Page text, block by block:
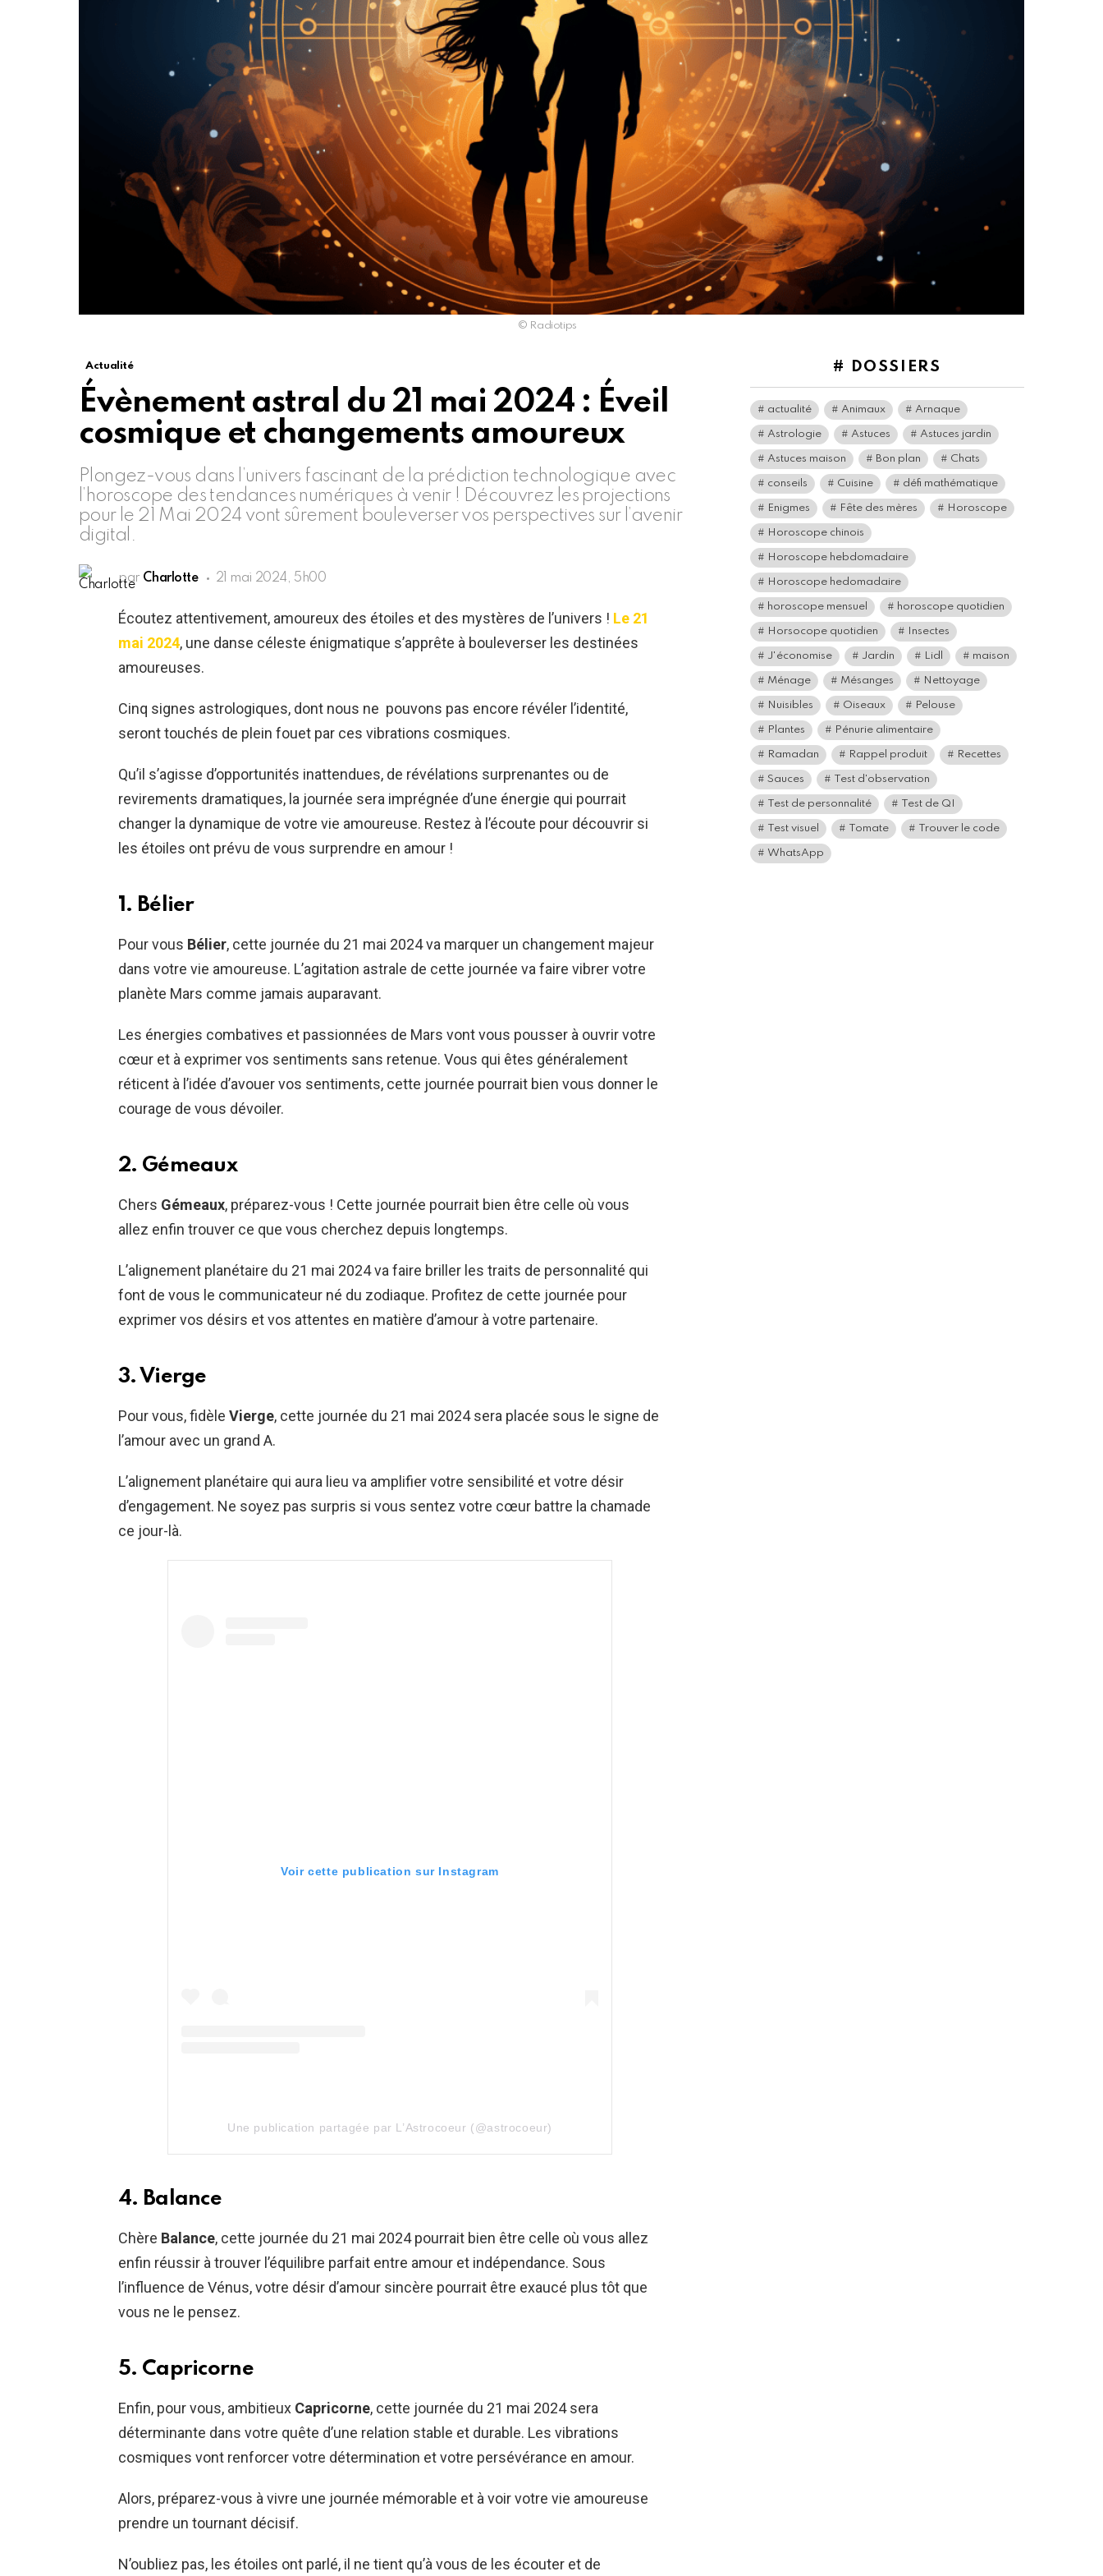
© Radiotips
Actualité
Évènement astral du 21 mai 2024 : Éveil
cosmique et changements amoureux
Plongez-vous dans l’univers fascinant de la prédiction technologique avec
l’horoscope des tendances numériques à venir ! Découvrez les projections
pour le 21 Mai 2024 vont sûrement bouleverser vos perspectives sur l’avenir
digital.
par Charlotte 21 mai 2024, 5h00
Écoutez attentivement, amoureux des étoiles et des mystères de l’univers ! Le 21
mai 2024, une danse céleste énigmatique s’apprête à bouleverser les destinées
amoureuses.
Cinq signes astrologiques, dont nous ne pouvons pas encore révéler l’identité,
seront touchés de plein fouet par ces vibrations cosmiques.
Qu’il s’agisse d’opportunités inattendues, de révélations surprenantes ou de
revirements dramatiques, la journée sera imprégnée d’une énergie qui pourrait
changer la dynamique de votre vie amoureuse. Restez à l’écoute pour découvrir si
les étoiles ont prévu de vous surprendre en amour !
1. Bélier
Pour vous Bélier, cette journée du 21 mai 2024 va marquer un changement majeur
dans votre vie amoureuse. L’agitation astrale de cette journée va faire vibrer votre
planète Mars comme jamais auparavant.
Les énergies combatives et passionnées de Mars vont vous pousser à ouvrir votre
cœur et à exprimer vos sentiments sans retenue. Vous qui êtes généralement
réticent à l’idée d’avouer vos sentiments, cette journée pourrait bien vous donner le
courage de vous dévoiler.
2. Gémeaux
Chers Gémeaux, préparez-vous ! Cette journée pourrait bien être celle où vous
allez enfin trouver ce que vous cherchez depuis longtemps.
L’alignement planétaire du 21 mai 2024 va faire briller les traits de personnalité qui
font de vous le communicateur né du zodiaque. Profitez de cette journée pour
exprimer vos désirs et vos attentes en matière d’amour à votre partenaire.
3. Vierge
Pour vous, fidèle Vierge, cette journée du 21 mai 2024 sera placée sous le signe de
l’amour avec un grand A.
L’alignement planétaire qui aura lieu va amplifier votre sensibilité et votre désir
d’engagement. Ne soyez pas surpris si vous sentez votre cœur battre la chamade
ce jour-là.
Voir cette publication sur Instagram
Une publication partagée par L’Astrocoeur (@astrocoeur)
4. Balance
Chère Balance, cette journée du 21 mai 2024 pourrait bien être celle où vous allez
enfin réussir à trouver l’équilibre parfait entre amour et indépendance. Sous
l’influence de Vénus, votre désir d’amour sincère pourrait être exaucé plus tôt que
vous ne le pensez.
5. Capricorne
Enfin, pour vous, ambitieux Capricorne, cette journée du 21 mai 2024 sera
déterminante dans votre quête d’une relation stable et durable. Les vibrations
cosmiques vont renforcer votre détermination et votre persévérance en amour.
Alors, préparez-vous à vivre une journée mémorable et à voir votre vie amoureuse
prendre un tournant décisif.
N’oubliez pas, les étoiles ont parlé, il ne tient qu’à vous de les écouter et de
# DOSSIERS
actualité Animaux Arnaque
Astrologie Astuces Astuces jardin
Astuces maison Bon plan Chats
conseils Cuisine défi mathématique
Enigmes Fête des mères Horoscope
Horoscope chinois
Horoscope hebdomadaire
Horoscope hedomadaire
horoscope mensuel horoscope quotidien
Horsocope quotidien Insectes
J'économise Jardin Lidl maison
Ménage Mésanges Nettoyage
Nuisibles Oiseaux Pelouse
Plantes Pénurie alimentaire
Ramadan Rappel produit Recettes
Sauces Test d'observation
Test de personnalité Test de QI
Test visuel Tomate Trouver le code
WhatsApp